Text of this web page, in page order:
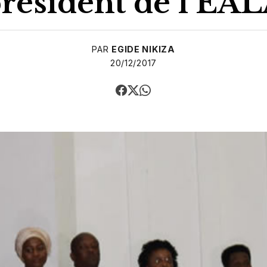
PAR EGIDE NIKIZA
20/12/2017